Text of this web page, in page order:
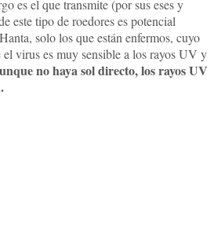
es el que transmite (por sus eses y
este tipo de roedores es potencial
solo los que están enfermos, cuyo
virus es muy sensible a los rayos UV y
no haya sol directo, los rayos UV